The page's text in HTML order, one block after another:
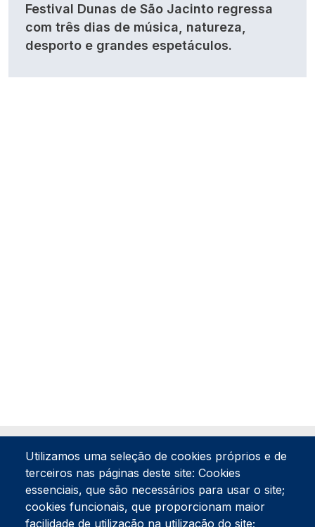
Festival Dunas de São Jacinto regressa
com três dias de música, natureza,
desporto e grandes espetáculos.
Utilizamos uma seleção de cookies próprios e de
terceiros nas páginas deste site: Cookies
essenciais, que são necessários para usar o site;
cookies funcionais, que proporcionam maior
facilidade de utilização na utilização do site;